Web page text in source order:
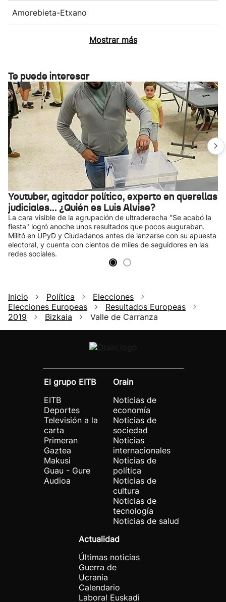
Amorebieta-Etxano
Mostrar más
Te puede interesar
Youtuber, agitador político, experto en querellas
judiciales... ¿Quién es Luis Alvise?
La cara visible de la agrupación de ultraderecha "Se acabó la
fiesta" logró anoche unos resultados que pocos auguraban.
Militó en UPyD y Ciudadanos antes de lanzarse con su apuesta
electoral, y cuenta con cientos de miles de seguidores en las
redes sociales.
Inicio Política
Elecciones
Elecciones Europeas
Resultados Europeas
2019
Bizkaia Valle de Carranza
El grupo EITB
EITB
Deportes
Televisión a la
carta
Primeran
Gaztea
Makusi
Guau - Gure
Audioa
Orain
Noticias de
economía
Noticias de
sociedad
Noticias
internacionales
Noticias de
política
Noticias de
cultura
Noticias de
tecnología
Noticias de salud
Actualidad
Últimas noticias
Guerra de
Ucrania
Calendario
Laboral Euskadi